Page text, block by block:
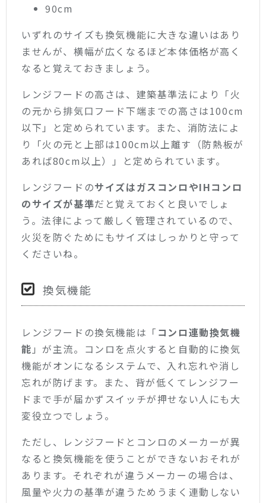
90cm
いずれのサイズも換気機能に大きな違いはあり
ませんが、横幅が広くなるほど本体価格が高く
なると覚えておきましょう。
レンジフードの高さは、建築基準法により「火
の元から排気口フード下端までの高さは100cm
以下」と定められています。また、消防法によ
り「火の元と上部は100cm以上離す（防熱板が
あれば80cm以上）」と定められています。
レンジフードのサイズはガスコンロやIHコンロ
のサイズが基準だと覚えておくと良いでしょ
う。法律によって厳しく管理されているので、
火災を防ぐためにもサイズはしっかりと守って
くださいね。
換気機能
レンジフードの換気機能は「 コンロ連動換気機
能 」が主流。コンロを点火すると自動的に換気
機能がオンになるシステムで、入れ忘れや消し
忘れが防げます。また、背が低くてレンジフー
ドまで手が届かずスイッチが押せない人にも大
変役立つでしょう。
ただし、レンジフードとコンロのメーカーが異
なると換気機能を使うことができないおそれが
あります。それぞれが違うメーカーの場合は、
風量や火力の基準が違うためうまく連動しない